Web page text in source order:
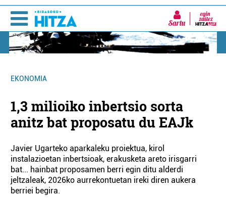
Sartu
EKONOMIA
1,3 milioiko inbertsio sorta
anitz bat proposatu du EAJk
Javier Ugarteko aparkaleku proiektua, kirol
instalazioetan inbertsioak, erakusketa areto irisgarri
bat... hainbat proposamen berri egin ditu alderdi
jeltzaleak, 2026ko aurrekontuetan ireki diren aukera
berriei begira.